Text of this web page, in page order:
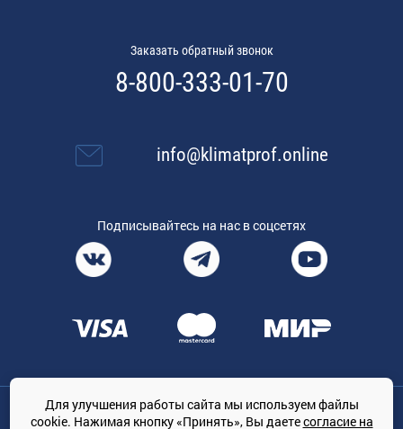
Заказать обратный звонок
8-800-333-01-70
info@klimatprof.online
Подписывайтесь на нас в соцсетях
Общество с ограниченной ответственностью «ТРЕЙДКОН», ОГРН:
Для улучшения работы сайта мы используем файлы
cookie. Нажимая кнопку «Принять», Вы даетесогласие на